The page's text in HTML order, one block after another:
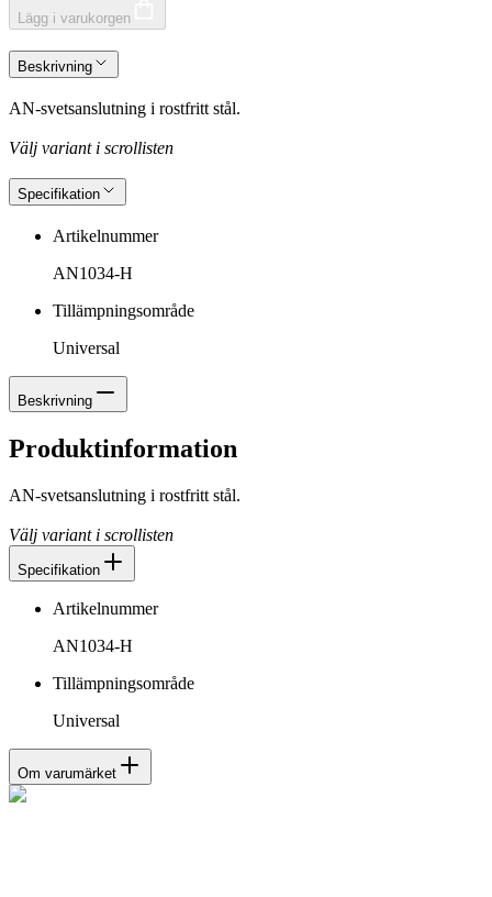
Lägg i varukorgen
Beskrivning
AN-svetsanslutning i rostfritt stål.
Välj variant i scrollisten
Specifikation
Artikelnummer
AN1034-H
Tillämpningsområde
Universal
Beskrivning
Produktinformation
AN-svetsanslutning i rostfritt stål.
Välj variant i scrollisten
Specifikation
Artikelnummer
AN1034-H
Tillämpningsområde
Universal
Om varumärket